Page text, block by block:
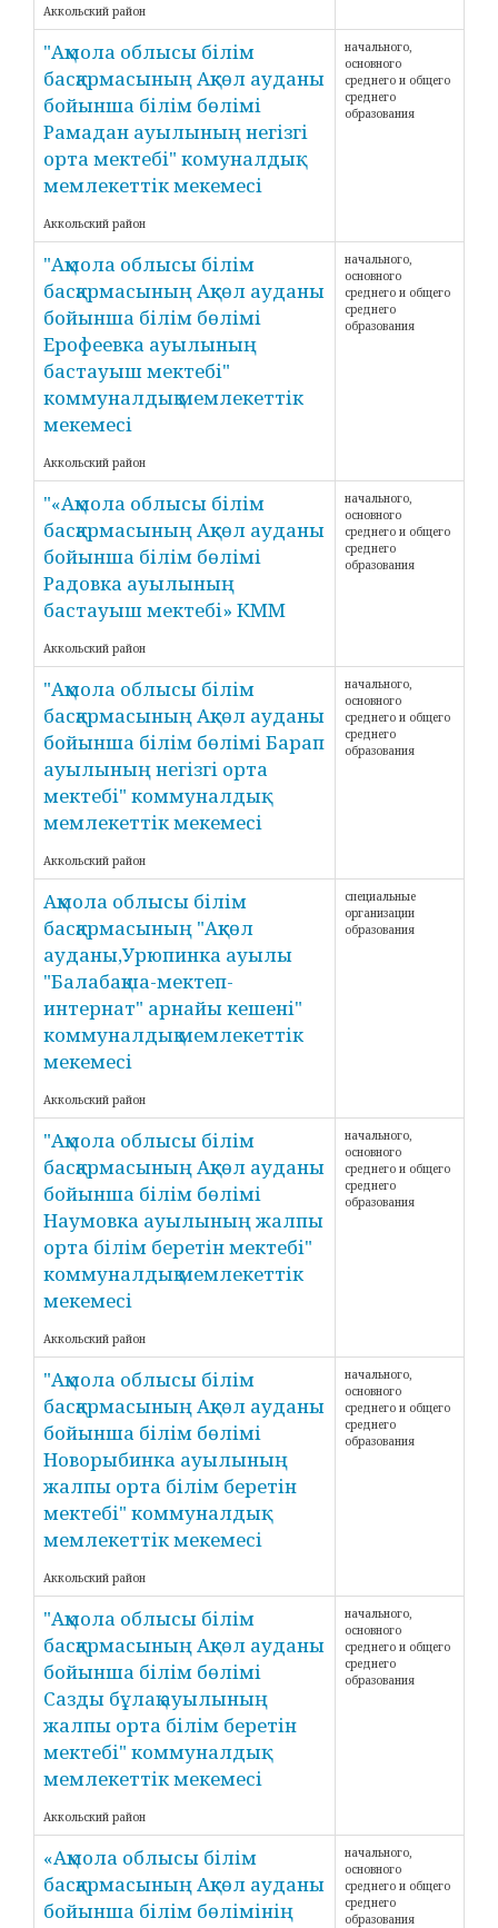
Аккольский район
"Ақмола облысы білім
басқармасының Ақкөл ауданы
бойынша білім бөлімі
Рамадан ауылының негізгі
орта мектебі" комуналдық
мемлекеттік мекемесі
Аккольский район
начального,
основного
среднего и общего
среднего
образования
"Ақмола облысы білім
басқармасының Ақкөл ауданы
бойынша білім бөлімі
Ерофеевка ауылының
бастауыш мектебі"
коммуналдық мемлекеттік
мекемесі
Аккольский район
начального,
основного
среднего и общего
среднего
образования
"«Ақмола облысы білім
басқармасының Ақкөл ауданы
бойынша білім бөлімі
Радовка ауылының
бастауыш мектебі» КММ
Аккольский район
начального,
основного
среднего и общего
среднего
образования
"Ақмола облысы білім
басқармасының Ақкөл ауданы
бойынша білім бөлімі Барап
ауылының негізгі орта
мектебі" коммуналдық
мемлекеттік мекемесі
Аккольский район
начального,
основного
среднего и общего
среднего
образования
Ақмола облысы білім
басқармасының "Ақкөл
ауданы,Урюпинка ауылы
"Балабақша-мектеп-
интернат" арнайы кешені"
коммуналдық мемлекеттік
мекемесі
Аккольский район
специальные
организации
образования
"Ақмола облысы білім
басқармасының Ақкөл ауданы
бойынша білім бөлімі
Наумовка ауылының жалпы
орта білім беретін мектебі"
коммуналдық мемлекеттік
мекемесі
Аккольский район
начального,
основного
среднего и общего
среднего
образования
"Ақмола облысы білім
басқармасының Ақкөл ауданы
бойынша білім бөлімі
Новорыбинка ауылының
жалпы орта білім беретін
мектебі" коммуналдық
мемлекеттік мекемесі
Аккольский район
начального,
основного
среднего и общего
среднего
образования
"Ақмола облысы білім
басқармасының Ақкөл ауданы
бойынша білім бөлімі
Сазды бұлақ ауылының
жалпы орта білім беретін
мектебі" коммуналдық
мемлекеттік мекемесі
Аккольский район
начального,
основного
среднего и общего
среднего
образования
«Ақмола облысы білім
басқармасының Ақкөл ауданы
бойынша білім бөлімінің
начального,
основного
среднего и общего
среднего
образования